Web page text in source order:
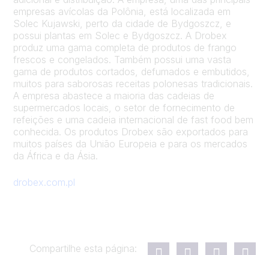
empresas avícolas da Polônia, está localizada em
Solec Kujawski, perto da cidade de Bydgoszcz, e
possui plantas em Solec e Bydgoszcz. A Drobex
produz uma gama completa de produtos de frango
frescos e congelados. Também possui uma vasta
gama de produtos cortados, defumados e embutidos,
muitos para saborosas receitas polonesas tradicionais.
A empresa abastece a maioria das cadeias de
supermercados locais, o setor de fornecimento de
refeições e uma cadeia internacional de fast food bem
conhecida. Os produtos Drobex são exportados para
muitos países da União Europeia e para os mercados
da África e da Ásia.
drobex.com.pl
Compartilhe esta página: